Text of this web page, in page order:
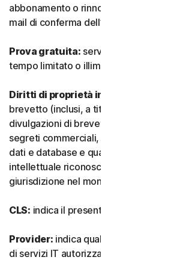
abbonamento o rinnovo, come un
mail di conferma dell’iscrizione o del
Prova gratuita: servizio offerto su
tempo limitato o illimitato.
Diritti di proprietà intellettuale:
brevetto (inclusi, a titolo
divulgazioni di brevetti), invenzioni,
segreti commerciali, diritti morali,
dati e database e qualsiasi altro
intellettuale riconosciuto in qualsiasi
giurisdizione nel mondo.
CLS: indica il presente Contratto di
Provider: indica qualsiasi nostro
di servizi IT autorizzato.